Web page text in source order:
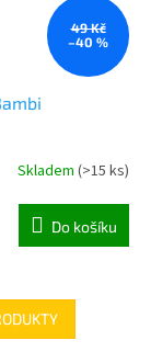
49 Kč
–40 %
Skladem (>15 ks)
Do košíku